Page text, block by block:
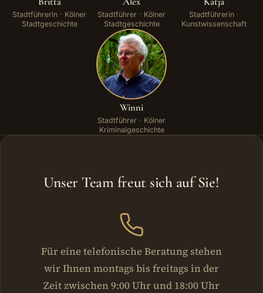
Stadtführerin · Kölner
Stadtgeschichte
Stadtführer · Kölner
Stadtgeschichte
Stadtführerin ·
Kunstwissenschaft
Winni
Stadtführer · Kölner
Kriminalgeschichte
Unser Team freut sich auf Sie!
Für eine telefonische Beratung stehen
wir Ihnen montags bis freitags in der
Zeit zwischen 9:00 Uhr und 18:00 Uhr